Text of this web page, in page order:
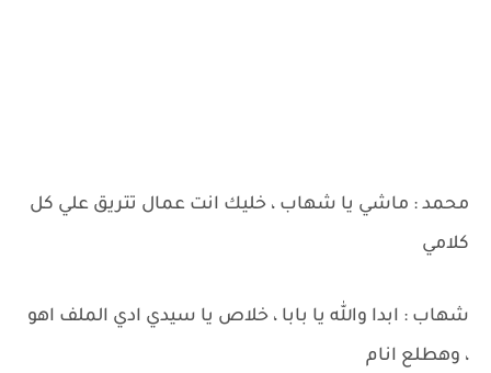
محمد : ماشي يا شهاب ، خليك انت عمال تتريق علي كل
كلامي
شهاب : ابدا والله يا بابا ، خلاص يا سيدي ادي الملف اهو
، وهطلع انام